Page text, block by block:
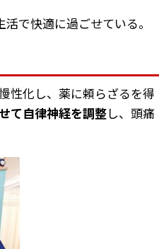
で快適に過ごせている。
性化し、薬に頼らざるを得
て自律神経を調整し、頭痛